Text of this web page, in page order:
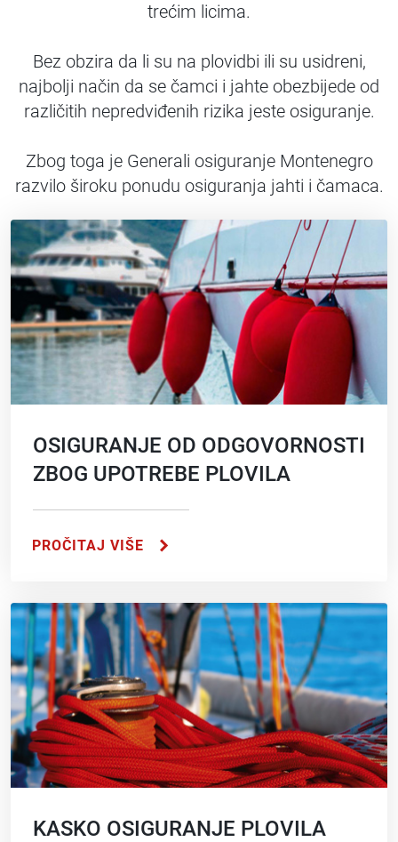
trećim licima.
Bez obzira da li su na plovidbi ili su usidreni,
najbolji način da se čamci i jahte obezbijede od
različitih nepredviđenih rizika jeste osiguranje.
Zbog toga je Generali osiguranje Montenegro
razvilo široku ponudu osiguranja jahti i čamaca.
OSIGURANJE OD ODGOVORNOSTI
ZBOG UPOTREBE PLOVILA
PROČITAJ VIŠE
KASKO OSIGURANJE PLOVILA